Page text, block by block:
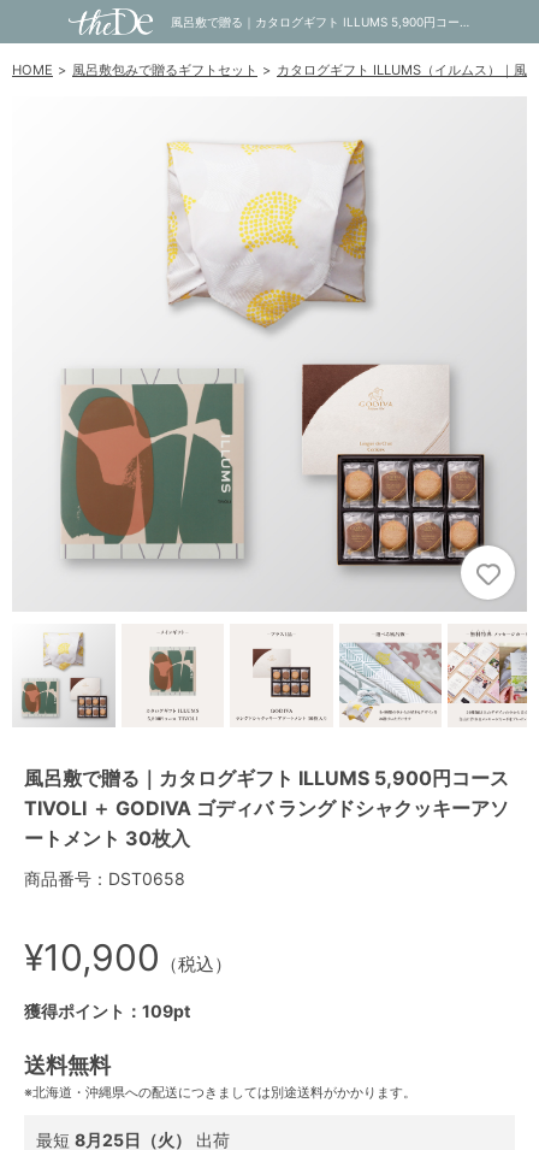
HOME 風呂敷包みで贈るギフトセット カタログギフト ILLUMS（イルムス）｜風
風呂敷で贈る｜カタログギフト ILLUMS 5,900円コース
TIVOLI ＋ GODIVA ゴディバ ラングドシャクッキーアソ
ートメント 30枚入
商品番号：DST0658
¥10,900 （税込）
獲得ポイント：109pt
送料無料
※北海道・沖縄県への配送につきましては別途送料がかかります。
最短 8月25日（火） 出荷